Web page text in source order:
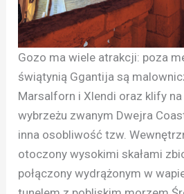
Gozo ma wiele atrakcji: poza
świątynią Ggantija są
Marsalforn i Xlendi oraz klify
wybrzeżu zwanym Dwejra
inna osobliwość tzw.
otoczony wysokimi skałami
połączony wydrążonym w